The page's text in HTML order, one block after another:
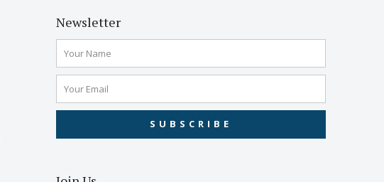
Newsletter
SUBSCRIBE